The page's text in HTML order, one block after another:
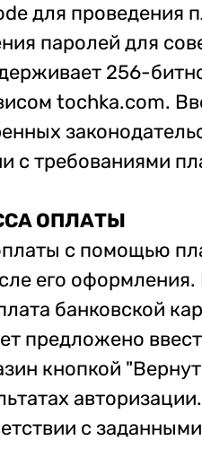
для проведения
паролей для
256-
tochka.com.
с требованиями
ОПЛАТЫ
с помощью
его
банковской
предложено
кнопкой
с